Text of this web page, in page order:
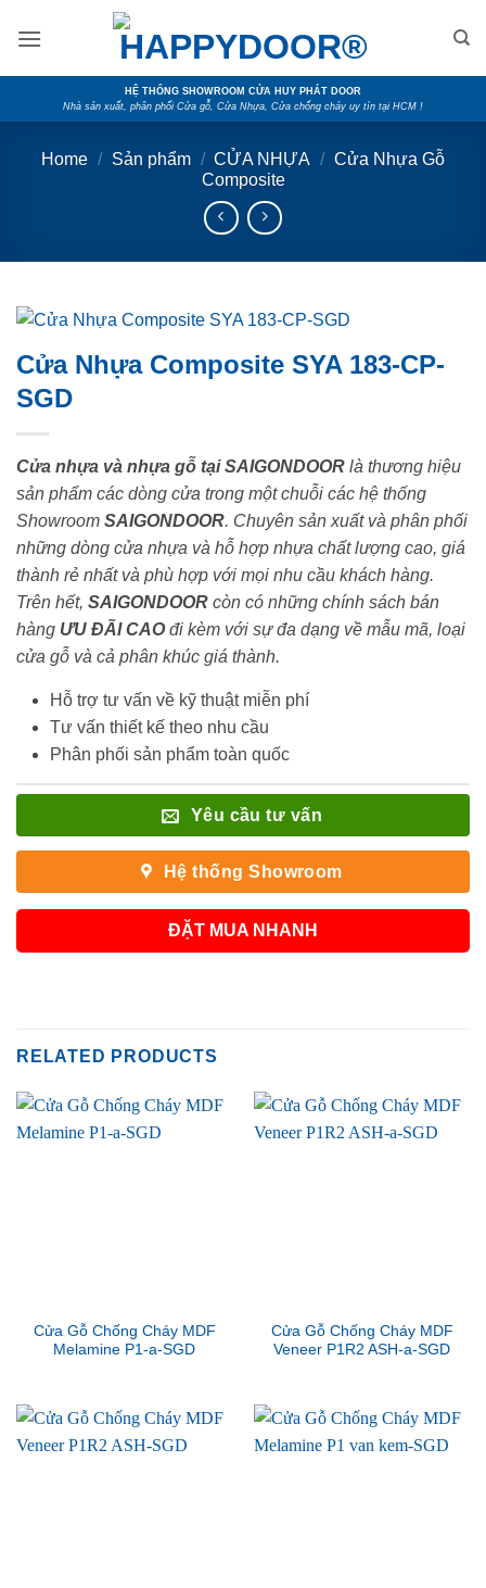
HỆ THỐNG SHOWROOM CỬA HUY PHÁT DOOR
Nhà sản xuất, phân phối Cửa gỗ, Cửa Nhựa, Cửa chống cháy uy tín tại HCM !
Home / Sản phẩm / CỬA NHỰA / Cửa Nhựa Gỗ
Composite
Cửa Nhựa Composite SYA 183-CP-
SGD
Cửa nhựa và nhựa gỗ tại SAIGONDOOR là thương hiệu
sản phẩm các dòng cửa trong một chuỗi các hệ thống
Showroom SAIGONDOOR. Chuyên sản xuất và phân phối
những dòng cửa nhựa và hỗ hợp nhựa chất lượng cao, giá
thành rẻ nhất và phù hợp với mọi nhu cầu khách hàng.
Trên hết, SAIGONDOOR còn có những chính sách bán
hàng ƯU ĐÃI CAOđi kèm với sự đa dạng về mẫu mã, loại
cửa gỗ và cả phân khúc giá thành.
Hỗ trợ tư vấn về kỹ thuật miễn phí
Tư vấn thiết kế theo nhu cầu
Phân phối sản phẩm toàn quốc
Yêu cầu tư vấn
Hệ thống Showroom
ĐẶT MUA NHANH
RELATED PRODUCTS
Cửa Gỗ Chống Cháy MDF
Melamine P1-a-SGD
Cửa Gỗ Chống Cháy MDF
Veneer P1R2 ASH-a-SGD